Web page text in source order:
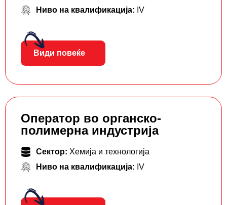
Ниво на квалификација: IV
Види повеќе
Оператор во органско-
полимерна индустрија
Сектор: Хемија и технологија
Ниво на квалификација: IV